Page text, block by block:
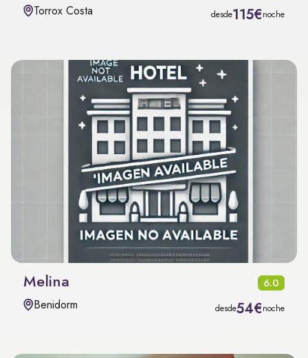
Torrox Costa desde115€noche
Melina 6.0
Benidorm desde54€noche